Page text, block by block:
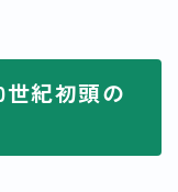
紀初頭の